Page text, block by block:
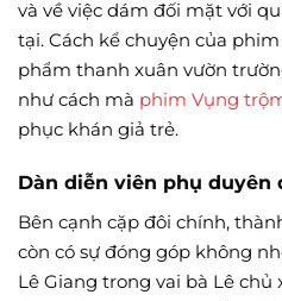
và về việc dám đối mặt với
tại. Cách kể chuyện của
phẩm thanh xuân vườn
như cách mà phim Vụng
phục khán giả trẻ.
Dàn diễn viên phụ duyên
Bên cạnh cặp đôi chính,
còn có sự đóng góp không
Lê Giang trong vai bà Lê chủ